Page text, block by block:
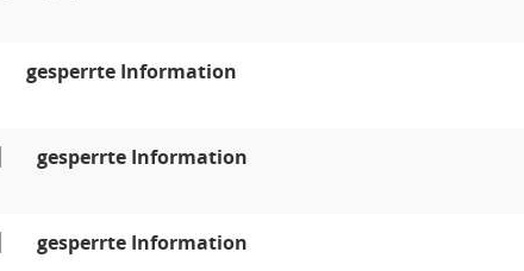
gesperrte Information
gesperrte Information
gesperrte Information